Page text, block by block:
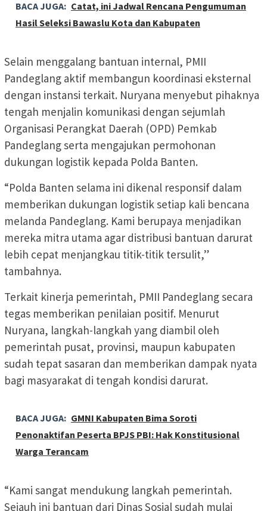
BACA JUGA: Catat, ini Jadwal Rencana Pengumuman
Hasil Seleksi Bawaslu Kota dan Kabupaten
Selain menggalang bantuan internal, PMII
Pandeglang aktif membangun koordinasi eksternal
dengan instansi terkait. Nuryana menyebut pihaknya
tengah menjalin komunikasi dengan sejumlah
Organisasi Perangkat Daerah (OPD) Pemkab
Pandeglang serta mengajukan permohonan
dukungan logistik kepada Polda Banten.
“Polda Banten selama ini dikenal responsif dalam
memberikan dukungan logistik setiap kali bencana
melanda Pandeglang. Kami berupaya menjadikan
mereka mitra utama agar distribusi bantuan darurat
lebih cepat menjangkau titik-titik tersulit,”
tambahnya.
Terkait kinerja pemerintah, PMII Pandeglang secara
tegas memberikan penilaian positif. Menurut
Nuryana, langkah-langkah yang diambil oleh
pemerintah pusat, provinsi, maupun kabupaten
sudah tepat sasaran dan memberikan dampak nyata
bagi masyarakat di tengah kondisi darurat.
BACA JUGA: GMNI Kabupaten Bima Soroti
Penonaktifan Peserta BPJS PBI: Hak Konstitusional
Warga Terancam
“Kami sangat mendukung langkah pemerintah.
Sejauh ini bantuan dari Dinas Sosial sudah mulai